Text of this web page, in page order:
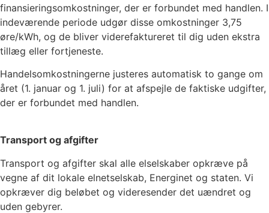
finansieringsomkostninger, der er forbundet med handlen. I
indeværende periode udgør disse omkostninger 3,75
øre/kWh, og de bliver viderefaktureret til dig uden ekstra
tillæg eller fortjeneste.
Handelsomkostningerne justeres automatisk to gange om
året (1. januar og 1. juli) for at afspejle de faktiske udgifter,
der er forbundet med handlen.
Transport og afgifter
Transport og afgifter skal alle elselskaber opkræve på
vegne af dit lokale elnetselskab, Energinet og staten. Vi
opkræver dig beløbet og videresender det uændret og
uden gebyrer.